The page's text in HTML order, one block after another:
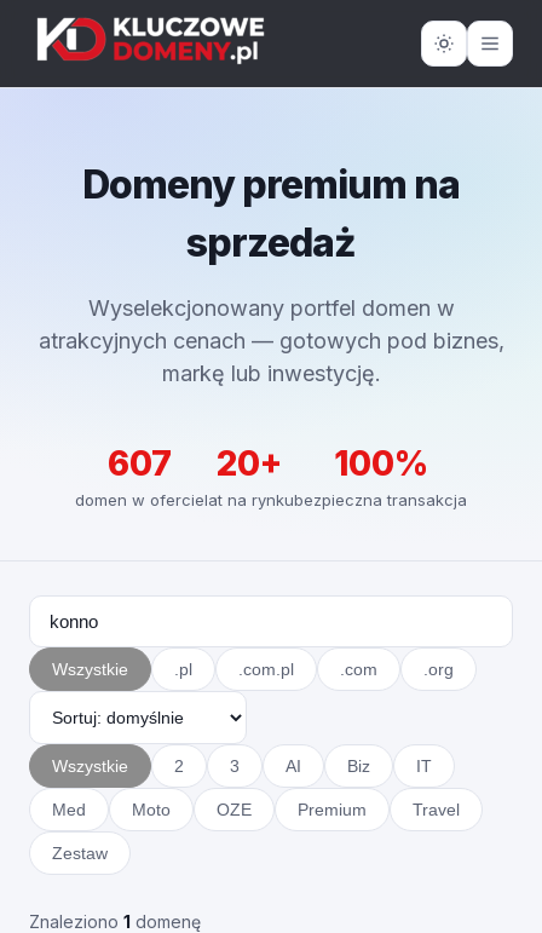
Domeny premium na
sprzedaż
Wyselekcjonowany portfel domen w
atrakcyjnych cenach — gotowych pod biznes,
markę lub inwestycję.
607
domen w ofercie
20+
lat na rynku
100%
bezpieczna transakcja
Wszystkie .pl .com.pl .com .org
Wszystkie 2 3 AI Biz IT
Med Moto OZE Premium Travel
Zestaw
Znaleziono 1 domenę